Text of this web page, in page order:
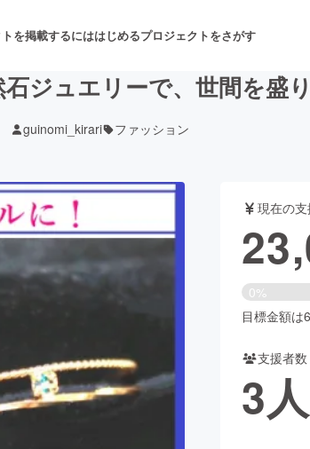
を掲載するにははじめるプロジェクトをさがす
舞台・パフォーマンス
ス開発 フード・飲食店
ビューティー・ヘルスケア
ジュエリーで、世間を
guinomi_kirari ファッション
現在の
0%
目標金額は
支援者数
3人